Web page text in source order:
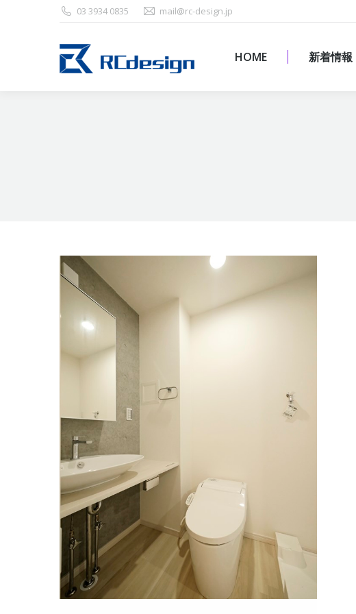
03 3934 0835 mail@rc-design.jp
HOME 新着情報
HOME 新着情報